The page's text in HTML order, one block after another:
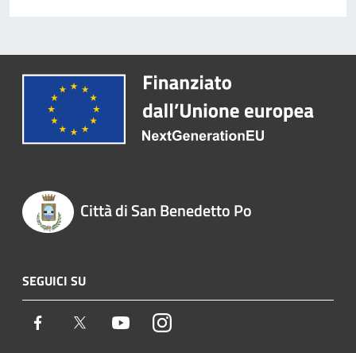
Città di San Benedetto Po
SEGUICI SU
Facebook Twitter YoutubeInstagram